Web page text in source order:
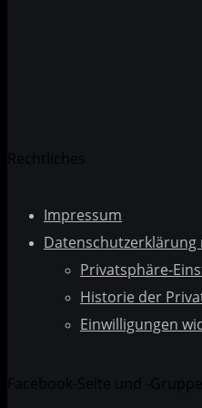
Rechtliches
Impressum
Datenschutzerklärung
Privatsphäre-
Historie der
Einwilligungen
Facebook-Seite und -